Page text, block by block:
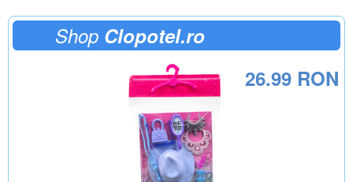
Shop Clopotel.ro
26.99 RON